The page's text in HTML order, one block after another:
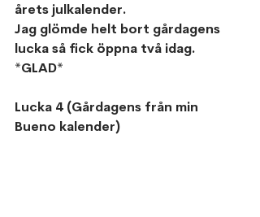
årets julkalender.
Jag glömde helt bort gårdagens
lucka så fick öppna två idag.
*GLAD*
Lucka 4 (Gårdagens från min
Bueno kalender)